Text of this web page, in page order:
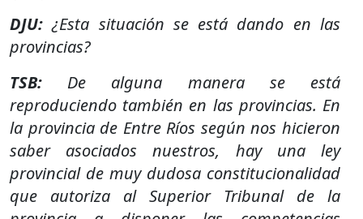
DJU: ¿Esta situación se está dando en las
provincias?
TSB: De alguna manera se está
reproduciendo también en las provincias. En
la provincia de Entre Ríos según nos hicieron
saber asociados nuestros, hay una ley
provincial de muy dudosa constitucionalidad
que autoriza al Superior Tribunal de la